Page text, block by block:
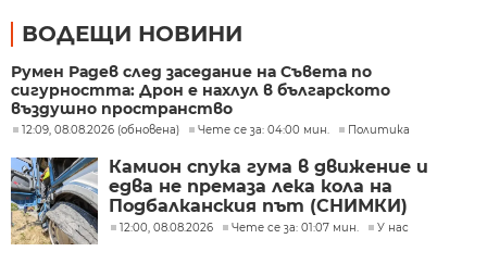
ВОДЕЩИ НОВИНИ
Румен Радев след заседание на Съвета по
сигурността: Дрон е нахлул в българското
въздушно пространство
12:09, 08.08.2026 (обновена) Чете се за: 04:00 мин. Политика
Камион спука гума в движение и
едва не премаза лека кола на
Подбалканския път (СНИМКИ)
12:00, 08.08.2026 Чете се за: 01:07 мин. У нас